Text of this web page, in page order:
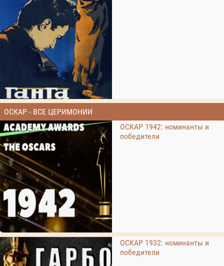
ОСКАР - ВСЕ ЦЕРИМОНИИ
ОСКАР 1942: номинанты и
победители
ОСКАР 1932: номинанты и
победители